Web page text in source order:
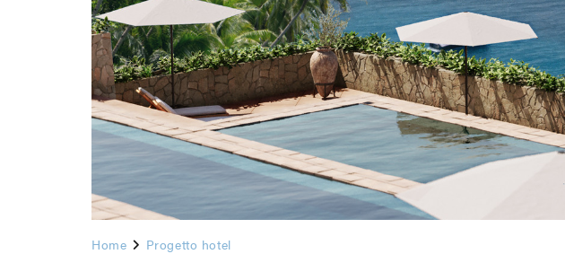
Home Progetto hotel